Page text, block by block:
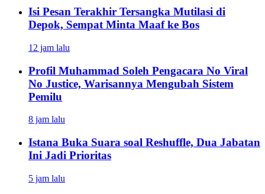
Isi Pesan Terakhir Tersangka Mutilasi di
Depok, Sempat Minta Maaf ke Bos
12 jam lalu
Profil Muhammad Soleh Pengacara No Viral
No Justice, Warisannya Mengubah Sistem
Pemilu
8 jam lalu
Istana Buka Suara soal Reshuffle, Dua Jabatan
Ini Jadi Prioritas
5 jam lalu